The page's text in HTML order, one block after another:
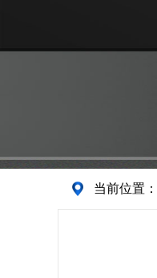
当前位置：